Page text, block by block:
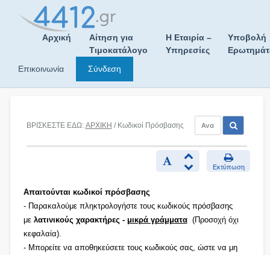
Αρχική
Αίτηση για
Τιμοκατάλογο
Η Εταιρία –
Υπηρεσίες
Υποβολή
Επικοινωνία
Σύνδεση
ΒΡΙΣΚΕΣΤΕ ΕΔΩ: ΑΡΧΙΚΗ / Κωδικοί Πρόσβασης
Εκτύπωση
Απαιτούνται κωδικοί πρόσβασης
- Παρακαλούμε πληκτρολογήστε τους κωδικούς πρόσβασης
με λατινικούς χαρακτήρες - μικρά γράμματα(Προσοχή όχι
κεφαλαία).
- Μπορείτε να αποθηκεύσετε τους κωδικούς σας, ώστε να μη